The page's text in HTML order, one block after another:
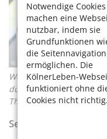
Notwendige Cookies
machen eine
nutzbar, indem sie
Grundfunktionen
die Seitennavigation
ermöglichen. Die
KölnerLeben-
funktioniert ohne
Cookies nicht richtig.
Wer so von Kopf bis
durchhält, tut etwas für
Thilo Schmülgen
Selbsteinschätzung